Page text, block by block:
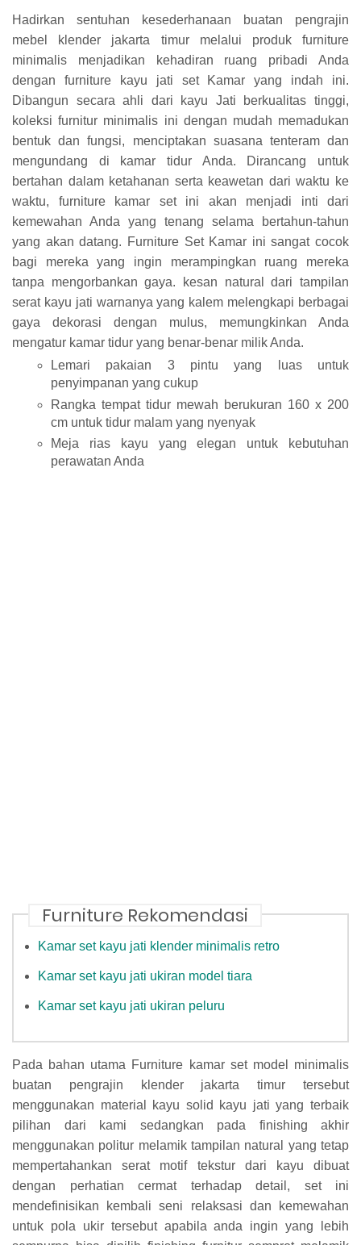
Hadirkan sentuhan kesederhanaan buatan pengrajin
mebel klender jakarta timur melalui produk furniture
minimalis menjadikan kehadiran ruang pribadi Anda
dengan furniture kayu jati set Kamar yang indah ini.
Dibangun secara ahli dari kayu Jati berkualitas tinggi,
koleksi furnitur minimalis ini dengan mudah memadukan
bentuk dan fungsi, menciptakan suasana tenteram dan
mengundang di kamar tidur Anda. Dirancang untuk
bertahan dalam ketahanan serta keawetan dari waktu ke
waktu, furniture kamar set ini akan menjadi inti dari
kemewahan Anda yang tenang selama bertahun-tahun
yang akan datang. Furniture Set Kamar ini sangat cocok
bagi mereka yang ingin merampingkan ruang mereka
tanpa mengorbankan gaya. kesan natural dari tampilan
serat kayu jati warnanya yang kalem melengkapi berbagai
gaya dekorasi dengan mulus, memungkinkan Anda
mengatur kamar tidur yang benar-benar milik Anda.
Lemari pakaian 3 pintu yang luas untuk
penyimpanan yang cukup
Rangka tempat tidur mewah berukuran 160 x 200
cm untuk tidur malam yang nyenyak
Meja rias kayu yang elegan untuk kebutuhan
perawatan Anda
Furniture Rekomendasi
Kamar set kayu jati klender minimalis retro
Kamar set kayu jati ukiran model tiara
Kamar set kayu jati ukiran peluru
Pada bahan utama Furniture kamar set model minimalis
buatan pengrajin klender jakarta timur tersebut
menggunakan material kayu solid kayu jati yang terbaik
pilihan dari kami sedangkan pada finishing akhir
menggunakan politur melamik tampilan natural yang tetap
mempertahankan serat motif tekstur dari kayu dibuat
dengan perhatian cermat terhadap detail, set ini
mendefinisikan kembali seni relaksasi dan kemewahan
untuk pola ukir tersebut apabila anda ingin yang lebih